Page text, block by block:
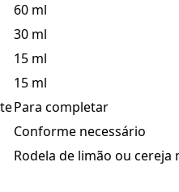
60 ml
30 ml
15 ml
15 ml
Para completar
Conforme necessário
Rodela de limão ou cereja